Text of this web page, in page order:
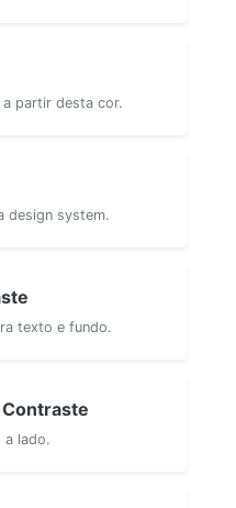
a partir desta cor.
design system.
texto e fundo.
a lado.